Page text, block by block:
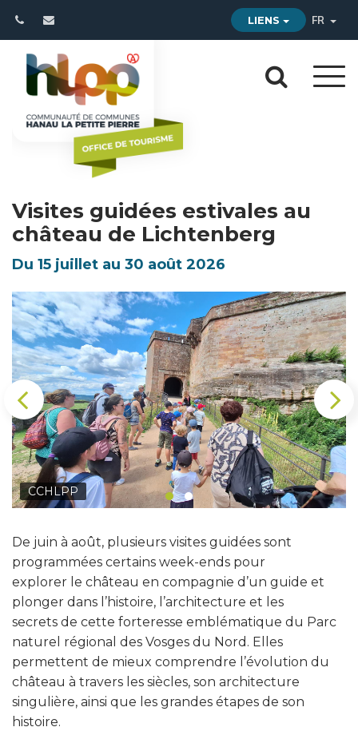
LIENS
FR
Aller
Aller
à
Visites guidées estivales au
château de Lichtenberg
Du 15 juillet au 30 août 2026
CCHLPP
De juin à août, plusieurs visites guidées sont
programmées certains week-ends pour
explorer le château en compagnie d’un guide et
plonger dans l’histoire, l’architecture et les
secrets de cette forteresse emblématique du Parc
naturel régional des Vosges du Nord. Elles
permettent de mieux comprendre l’évolution du
château à travers les siècles, son architecture
singulière, ainsi que les grandes étapes de son
histoire.